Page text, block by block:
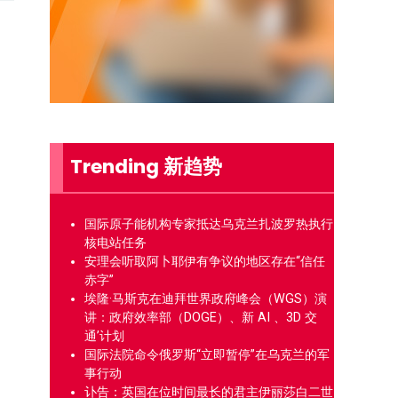
Trending 新趋势
国际原子能机构专家抵达乌克兰扎波罗热执行
核电站任务
安理会听取阿卜耶伊有争议的地区存在“信任
赤字”
埃隆·马斯克在迪拜世界政府峰会（WGS）演
讲：政府效率部（DOGE）、新 AI 、3D 交
通’计划
国际法院命令俄罗斯“立即暂停”在乌克兰的军
事行动
讣告：英国在位时间最长的君主伊丽莎白二世